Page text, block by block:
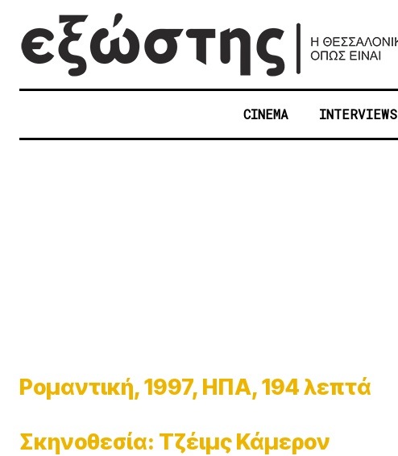
CINEMA INTERVIEWS
Ρομαντική, 1997, ΗΠΑ, 194 λεπτά
Σκηνοθεσία: Τζέιμς Κάμερον